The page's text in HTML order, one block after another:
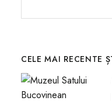
CELE MAI RECENTE